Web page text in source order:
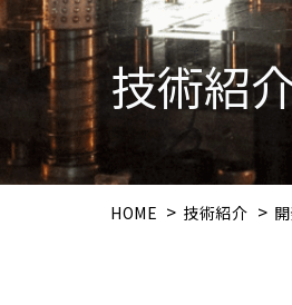
技術紹
HOME > 技術紹介 >